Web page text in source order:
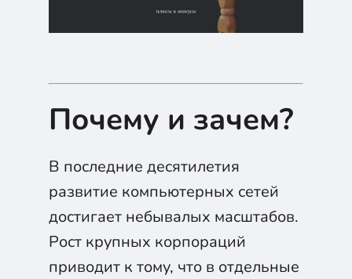
Почему и зачем?
В последние десятилетия
развитие компьютерных сетей
достигает небывалых масштабов.
Рост крупных корпораций
приводит к тому, что в отдельные